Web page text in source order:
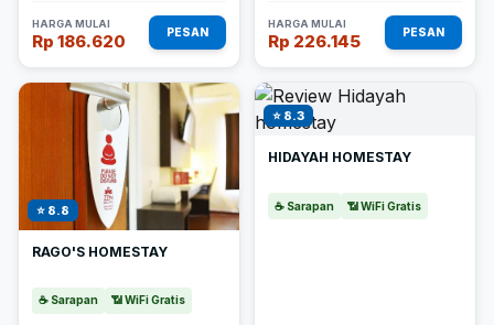
HARGA MULAI
Rp 186.620 PESAN
HARGA MULAI
Rp 226.145 PESAN
⭐ 8.8
RAGO'S HOMESTAY
☕ Sarapan 📶 WiFi Gratis
⭐ 8.3
HIDAYAH HOMESTAY
☕ Sarapan 📶 WiFi Gratis